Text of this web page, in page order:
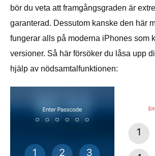
bör du veta att framgångsgraden är
garanterad. Dessutom kanske den här
fungerar alls på moderna iPhones som
versioner. Så här försöker du låsa upp
hjälp av nödsamtalfunktionen: